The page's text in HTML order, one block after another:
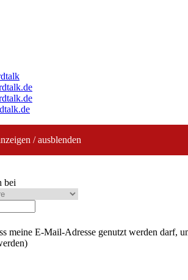
/ ausblenden
bei
meine E-Mail-Adresse genutzt werden darf,